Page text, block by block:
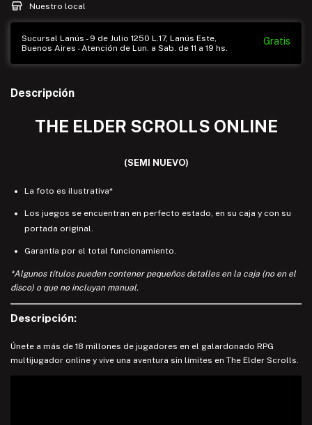
Nuestro local
Sucursal Lanús - 9 de Julio 1250 L.17, Lanús Este,
Buenos Aires - Atención de Lun. a Sab. de 11 a 19 hs.
Gratis
Descripción
THE ELDER SCROLLS ONLINE
(SEMI NUEVO)
La foto es ilustrativa*
Los juegos se encuentran en perfecto estado, en su caja y con su
portada original.
Garantía por el total funcionamiento.
*Algunos títulos pueden contener pequeños detalles en la caja (no en el
disco) o que no incluyan manual.
Descripción:
Únete a más de 18 millones de jugadores en el galardonado RPG
multijugador online y vive una aventura sin límites en The Elder Scrolls.